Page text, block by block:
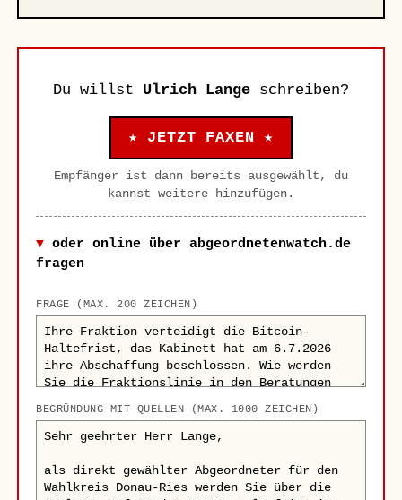
Du willst Ulrich Lange schreiben?
★ JETZT FAXEN ★
Empfänger ist dann bereits ausgewählt, du
kannst weitere hinzufügen.
oder online über abgeordnetenwatch.de
fragen
FRAGE (MAX. 200 ZEICHEN)
BEGRÜNDUNG MIT QUELLEN (MAX. 1000 ZEICHEN)